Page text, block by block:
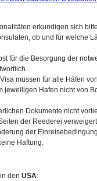
erkundigen sich
ob und für welche
für die Besorgung der
müssen für alle Häfen
jeweiligen Hafen nicht von
Dokumente nicht
der Reederei
der
Haftung.
den USA: